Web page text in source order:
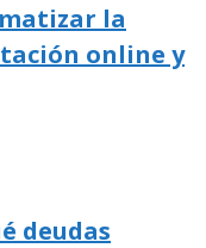
la
online y
deudas